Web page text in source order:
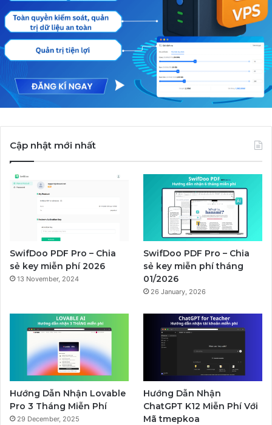
Cập nhật mới nhất
SwifDoo PDF Pro – Chia
sẻ key miễn phí 2026
13 November, 2024
SwifDoo PDF Pro – Chia
sẻ key miễn phí tháng
01/2026
26 January, 2026
Hướng Dẫn Nhận Lovable
Pro 3 Tháng Miễn Phí
29 December, 2025
Hướng Dẫn Nhận
ChatGPT K12 Miễn Phí Với
Mã tmepkoa